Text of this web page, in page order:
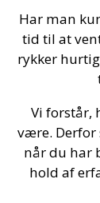
Har man
tid til at
rykker
Vi forstår,
være. Derfor
når du har
hold af